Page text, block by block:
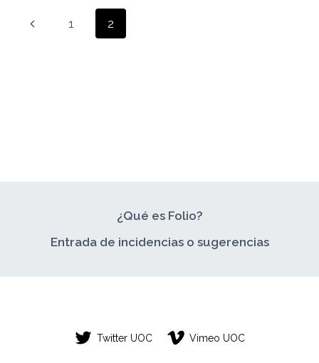
FOLIO
Navegación
Página
1 2
¿Qué es Folio?
Entrada de incidencias o sugerencias
Twitter UOC Vimeo UOC